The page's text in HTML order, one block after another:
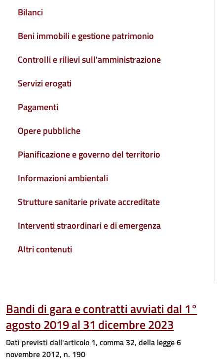
Bilanci
Beni immobili e gestione patrimonio
Controlli e rilievi sull'amministrazione
Servizi erogati
Pagamenti
Opere pubbliche
Pianificazione e governo del territorio
Informazioni ambientali
Strutture sanitarie private accreditate
Interventi straordinari e di emergenza
Altri contenuti
Bandi di gara e contratti avviati dal 1°
agosto 2019 al 31 dicembre 2023
Dati previsti dall'articolo 1, comma 32, della legge 6
novembre 2012, n. 190